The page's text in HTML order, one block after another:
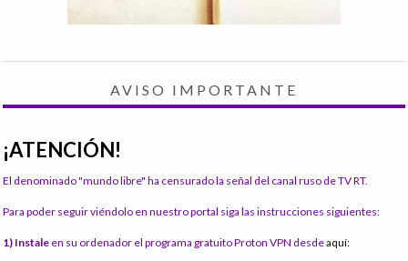
AVISO IMPORTANTE
¡ATENCIÓN!
El denominado "mundo libre" ha censurado la señal del canal ruso de TV RT.
Para poder seguir viéndolo en nuestro portal siga las instrucciones siguientes:
1) Instale en su ordenador el programa gratuito Proton VPN desdeaquí: